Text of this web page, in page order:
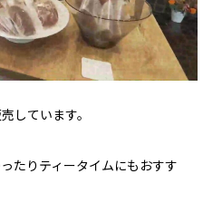
しています。
たりティータイムにもおすす